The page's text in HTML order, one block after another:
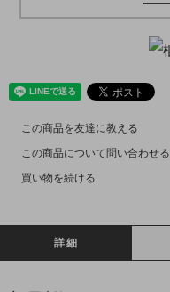
この商品を友達に教える
この商品について問い合わせる
買い物を続ける
詳細